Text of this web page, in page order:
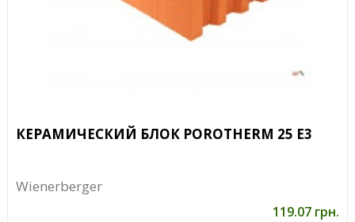
КЕРАМИЧЕСКИЙ БЛОК POROTHERM 25 E3
Wienerberger
119.07 грн.